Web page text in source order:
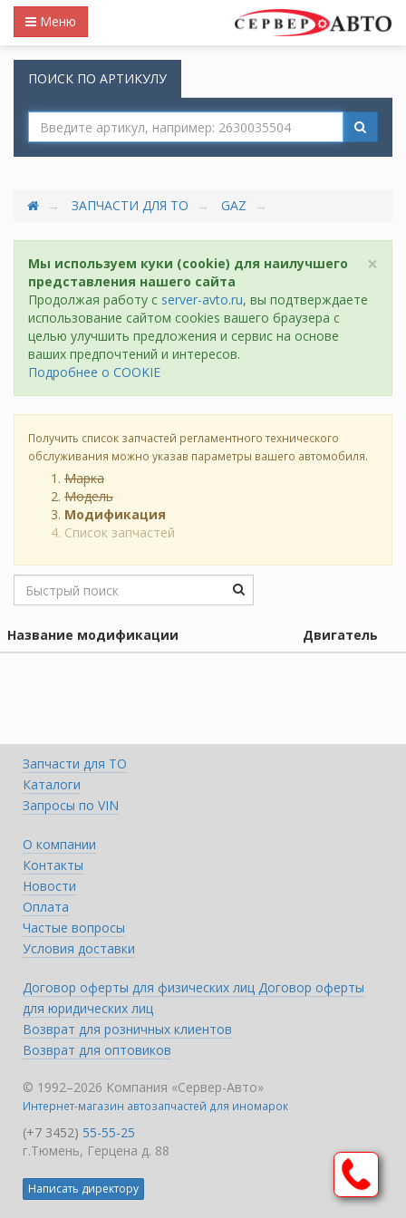
Меню
ПОИСК ПО АРТИКУЛУ
ЗАПЧАСТИ ДЛЯ ТО GAZ
×
Мы используем куки (cookie) для наилучшего
представления нашего сайта
Продолжая работу с server-avto.ru, вы подтверждаете
использование сайтом cookies вашего браузера с
целью улучшить предложения и сервис на основе
ваших предпочтений и интересов.
Подробнее о COOKIE
Получить список запчастей регламентного технического
обслуживания можно указав параметры вашего автомобиля.
Марка
Модель
Модификация
Список запчастей
Название модификации Двигатель
Запчасти для ТО
Каталоги
Запросы по VIN
О компании
Контакты
Новости
Оплата
Частые вопросы
Условия доставки
Договор оферты для физических лиц Договор оферты
для юридических лиц
Возврат для розничных клиентов
Возврат для оптовиков
© 1992–2026 Компания «Сервер-Авто»
Интернет-магазин автозапчастей для иномарок
(+7 3452) 55-55-25
г.Тюмень, Герцена д. 88
Написать директору